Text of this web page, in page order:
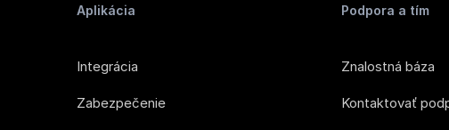
Aplikácia
Integrácia
Zabezpečenie
Podpora a tím
Znalostná báza
Kontaktovať